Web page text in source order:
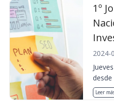
1º
2024-
desde
Leer